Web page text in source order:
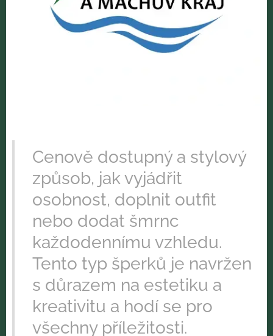
Cenově dostupný a stylový
způsob, jak vyjádřit
osobnost, doplnit outfit
nebo dodat šmrnc
každodennímu vzhledu.
Tento typ šperků je navržen
s důrazem na estetiku a
kreativitu a hodí se pro
všechny příležitosti.